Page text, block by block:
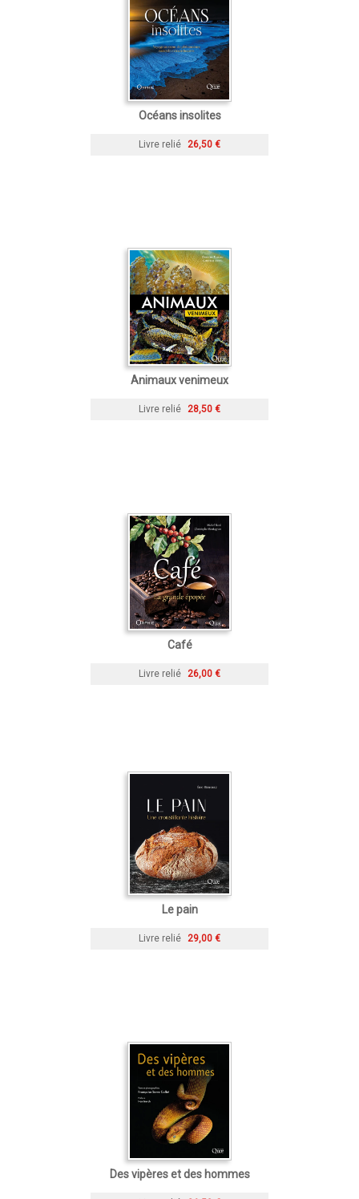
Océans insolites
Livre relié 26,50 €
Animaux venimeux
Livre relié 28,50 €
Café
Livre relié 26,00 €
Le pain
Livre relié 29,00 €
Des vipères et des hommes